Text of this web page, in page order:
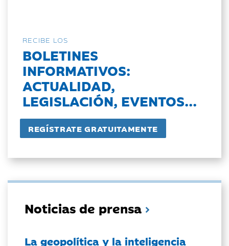
RECIBE LOS
BOLETINES
INFORMATIVOS:
ACTUALIDAD,
LEGISLACIÓN, EVENTOS...
Noticias de prensa
La geopolítica y la inteligencia